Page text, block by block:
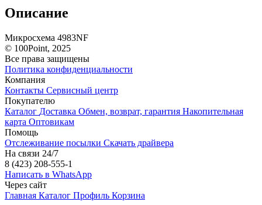
Описание
Микросхема 4983NF
© 100Point, 2025
Все права защищены
Политика конфиденциальности
Компания
Контакты Сервисный центр
Покупателю
Каталог Доставка Обмен, возврат, гарантия Накопительная
карта Оптовикам
Помощь
Отслеживание посылки Скачать драйвера
На связи 24/7
8 (423) 208-555-1
Написать в WhatsApp
Через сайт
Главная Каталог Профиль Корзина